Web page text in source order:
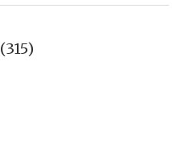
(315)